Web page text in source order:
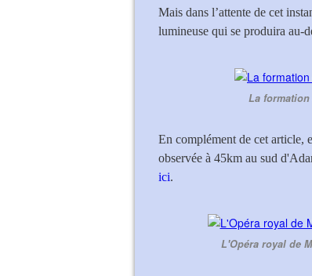
Mais dans l’attente de cet
lumineuse qui se produira au-
La formation
En complément de cet article,
observée à 45km au sud
ici.
L'Opéra royal de